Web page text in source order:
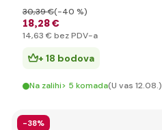
18,28 €
30,39 €(-40 %)
14,63 € bez PDV-a
+ 18 bodova
Na zalihi> 5 komada(U vas 12.08.)
-38%